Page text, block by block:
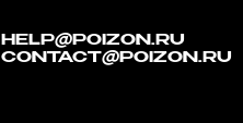
HELP@POIZON.RU
CONTACT@POIZON.RU